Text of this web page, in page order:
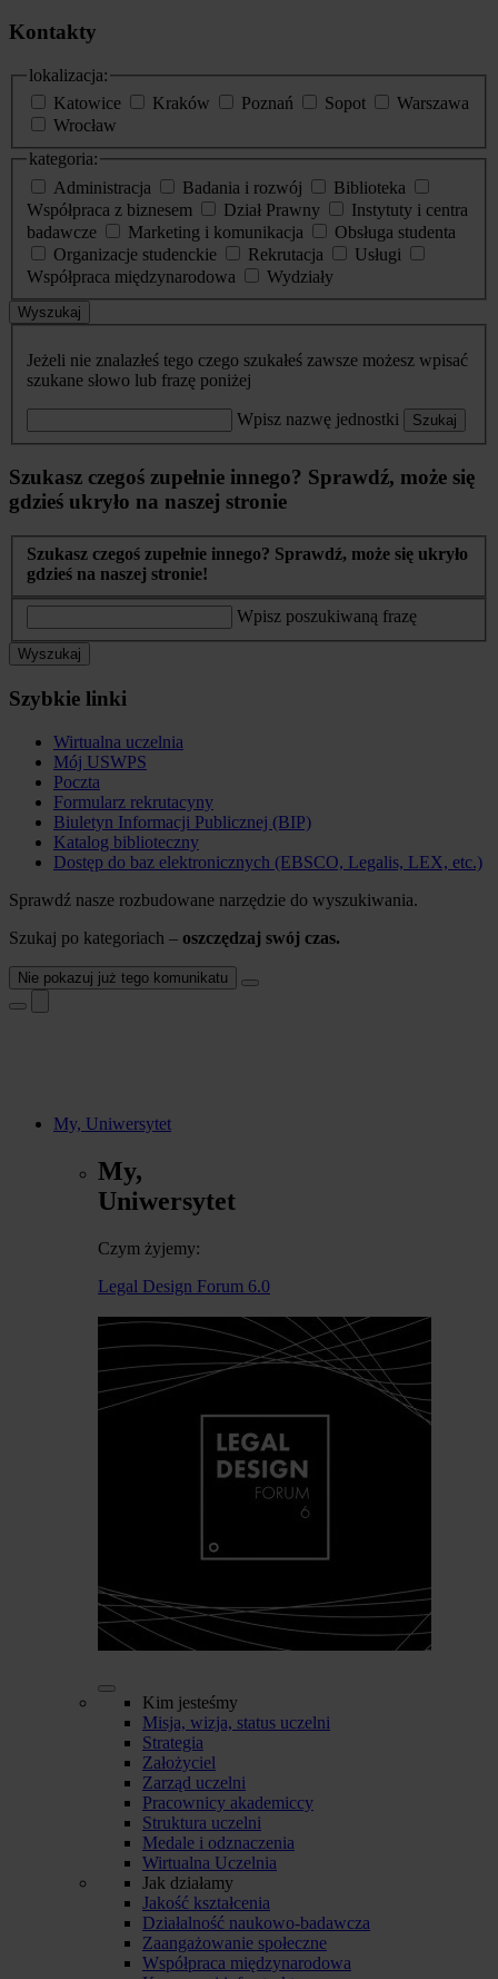
Kontakty
lokalizacja:
Katowice
Kraków Poznań Sopot
Warszawa
Wrocław
kategoria:
Administracja
Badania i rozwój
Biblioteka
Współpraca z biznesem
Dział Prawny
Instytuty i centra
badawcze
Marketing i komunikacja
Obsługa studenta
Organizacje studenckie
Rekrutacja
Usługi
Współpraca międzynarodowa
Wydziały
Wyszukaj
Jeżeli nie znalazłeś tego czego szukałeś zawsze możesz wpisać
szukane słowo lub frazę poniżej
Wpisz nazwę jednostki Szukaj
Szukasz czegoś zupełnie innego? Sprawdź, może się
gdzieś ukryło na naszej stronie
Szukasz czegoś zupełnie innego? Sprawdź, może się ukryło
gdzieś na naszej stronie!
Wpisz poszukiwaną frazę
Wyszukaj
Szybkie linki
Wirtualna uczelnia
Mój USWPS
Poczta
Formularz rekrutacyny
Biuletyn Informacji Publicznej (BIP)
Katalog biblioteczny
Dostęp do baz elektronicznych (EBSCO, Legalis, LEX, etc.)
Sprawdź nasze rozbudowane narzędzie do wyszukiwania.
Szukaj po kategoriach – oszczędzaj swój czas.
Nie pokazuj już tego komunikatu
My, Uniwersytet
My,
Uniwersytet
Czym żyjemy:
Legal Design Forum 6.0
Kim jesteśmy
Misja, wizja, status uczelni
Strategia
Założyciel
Zarząd uczelni
Pracownicy akademiccy
Struktura uczelni
Medale i odznaczenia
Wirtualna Uczelnia
Jak działamy
Jakość kształcenia
Działalność naukowo-badawcza
Zaangażowanie społeczne
Współpraca międzynarodowa